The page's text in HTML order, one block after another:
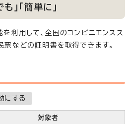
」「簡単に」
利用して、全国のコンビニエンスス
票などの証明書を取得できます。
にする
対象者